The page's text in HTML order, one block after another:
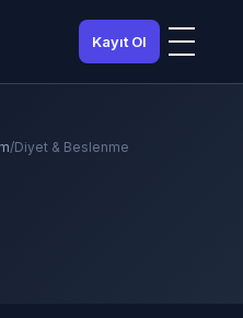
Kayıt Ol
/Diyet & Beslenme